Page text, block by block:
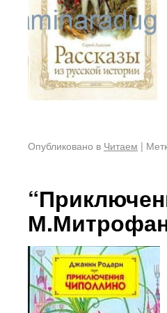
Опубликовано в Читаем |